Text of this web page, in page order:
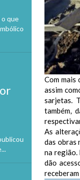
que
Com mais
assim
sarjetas.
também,
As
das obras
na região.
dão